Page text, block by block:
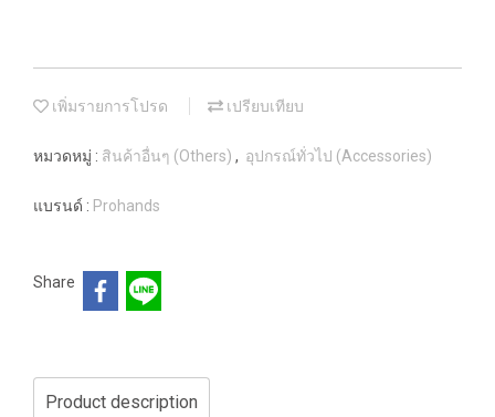
เพิ่มรายการโปรด เปรียบเทียบ
หมวดหมู่ : สินค้าอื่นๆ (Others) , อุปกรณ์ทั่วไป (Accessories)
แบรนด์ : Prohands
Share
Product description